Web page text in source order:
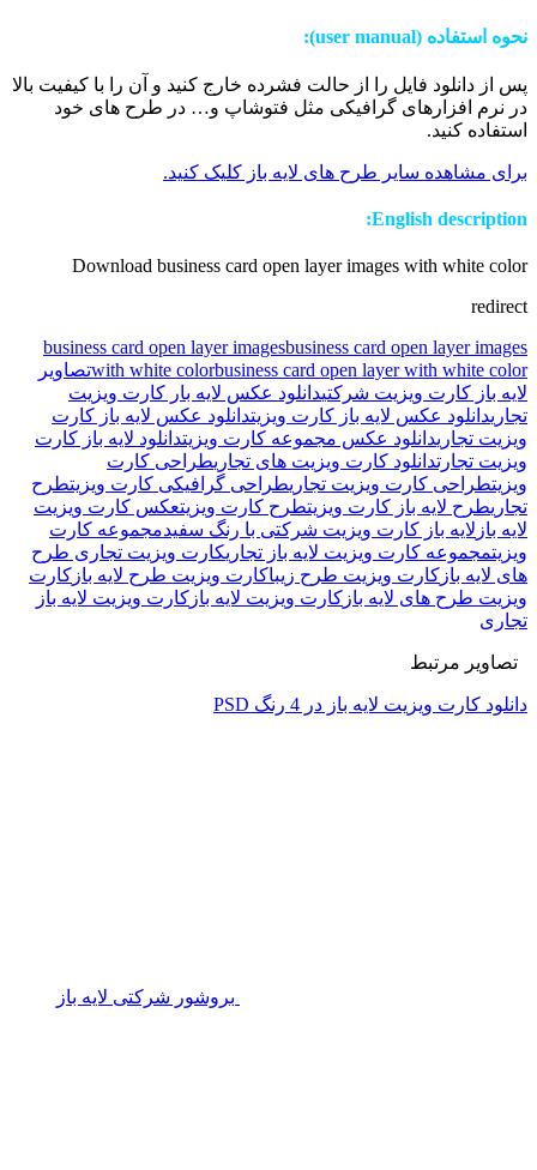
نحوه استفاده (user manual):
پس از دانلود فایل را از حالت فشرده خارج کنید و آن را با کیفیت بالا
در نرم افزارهای گرافیکی مثل فتوشاپ و… در طرح های خود
استفاده کنید.
برای مشاهده سایر طرح های لایه باز کلیک کنید.
English description:
Download business card open layer images with white color
redirect
business card open layer imagesbusiness card open layer images
with white colorbusiness card open layer with white color
تصاویر
لایه باز کارت ویزیت شرکتیدانلود عکس لایه بار کارت ویزیت
تجاریدانلود عکس لایه باز کارت ویزیتدانلود عکس لایه باز کارت
ویزیت تجاریدانلود عکس مجموعه کارت ویزیتدانلود لایه باز کارت
ویزیت تجارتدانلود کارت ویزیت های تجاریطراحی کارت
ویزیتطراحی کارت ویزیت تجاریطراحی گرافیکی کارت ویزیتطرح
تجاریطرح لایه باز کارت ویزیتطرح کارت ویزیتعکس کارت ویزیت
لایه باز لایه باز کارت ویزیت شرکتی با رنگ سفیدمجموعه کارت
ویزیتمجموعه کارت ویزیت لایه باز تجاریکارت ویزیت تجاری طرح
های لایه باز کارت ویزیت طرح زیباکارت ویزیت طرح لایه باز کارت
ویزیت طرح های لایه باز کارت ویزیت لایه باز کارت ویزیت لایه باز
تجاری
تصاویر مرتبط
دانلود کارت ویزیت لایه باز در 4 رنگ PSD
بروشور شرکتی لایه باز